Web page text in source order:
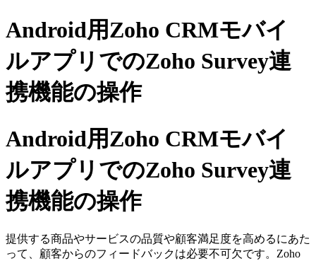
Android用Zoho CRMモバイ
ルアプリでのZoho Survey連
携機能の操作
Android用Zoho CRMモバイ
ルアプリでのZoho Survey連
携機能の操作
提供する商品やサービスの品質や顧客満足度を高めるにあた
って、顧客からのフィードバックは必要不可欠です。Zoho